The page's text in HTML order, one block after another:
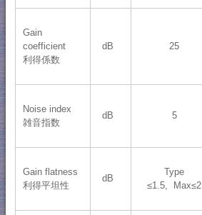
Gain
coefficient
利得係数
dB 25
Noise index
雑音指数
dB 5
Gain flatness
利得平坦性
dB
Type
≤1.5, Max≤2